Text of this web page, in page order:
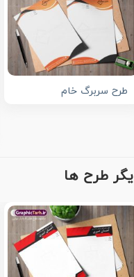
طرح سربرگ خام
طرح ها